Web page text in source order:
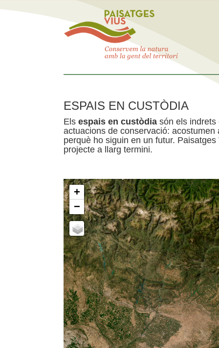
ESPAIS EN CUSTÒDIA
Els espais en custòdia són els indrets
actuacions de conservació:
perquè ho siguin en un futur.
projecte a llarg termini.
+
−